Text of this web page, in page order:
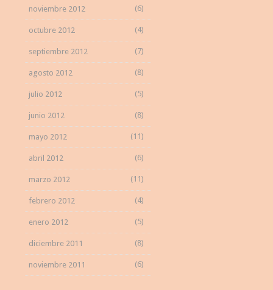
noviembre 2012 (6)
octubre 2012 (4)
septiembre 2012 (7)
agosto 2012 (8)
julio 2012 (5)
junio 2012 (8)
mayo 2012 (11)
abril 2012 (6)
marzo 2012 (11)
febrero 2012 (4)
enero 2012 (5)
diciembre 2011 (8)
noviembre 2011 (6)